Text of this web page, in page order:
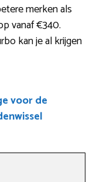
merken als
vanaf €340.
kan je al krijgen
voor de